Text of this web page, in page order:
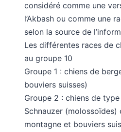
considéré comme une
l’Akbash ou comme une
selon la source de
Les différentes races de
au groupe 10
Groupe 1 : chiens de
bouviers suisses)
Groupe 2 : chiens de
Schnauzer (molossoïdes)
montagne et bouviers